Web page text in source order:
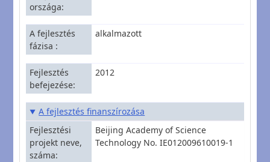
országa
A fejlesztés
fázisa
alkalmazott
Fejlesztés
befejezése
2012
A fejlesztés finanszírozása
Fejlesztési
projekt neve,
száma
Beijing Academy of Science
Technology No. IE012009610019-1